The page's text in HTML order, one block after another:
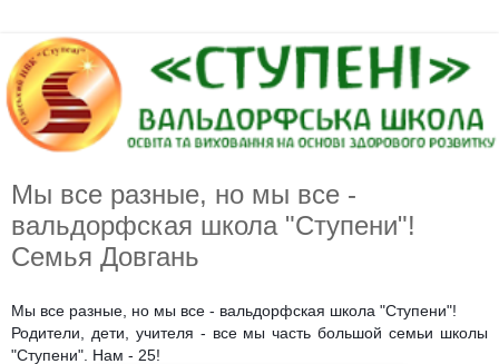
Мы все разные, но мы все -
вальдорфская школа "Ступени"!
Семья Довгань
Мы все разные, но мы все - вальдорфская школа "Ступени"!
Родители, дети, учителя - все мы часть большой семьи школы
"Ступени". Нам - 25!